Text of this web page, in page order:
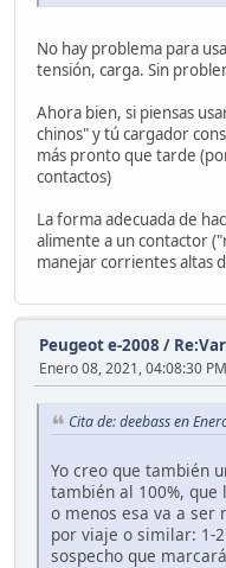
No hay problema para
tensión, carga. Sin
Ahora bien, si piensas
chinos" y tú cargador
más pronto que tarde
contactos)
La forma adecuada de
alimente a un contactor
manejar corrientes altas
Peugeot e-2008 /
Enero 08, 2021, 04:08:30 PM
Cita de: deebass en
Yo creo que también
también al 100%, que
o menos esa va a ser
por viaje o similar: 1-
sospecho que